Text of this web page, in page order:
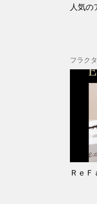
人気の
フラク
ＲｅＦ